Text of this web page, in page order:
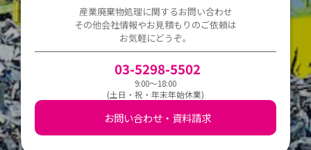
産業廃棄物処理に関するお問い合わせ
その他会社情報やお見積もりのご依頼は
お気軽にどうぞ。
03-5298-5502
9:00～18:00
(土日・祝・年末年始休業)
お問い合わせ・資料請求